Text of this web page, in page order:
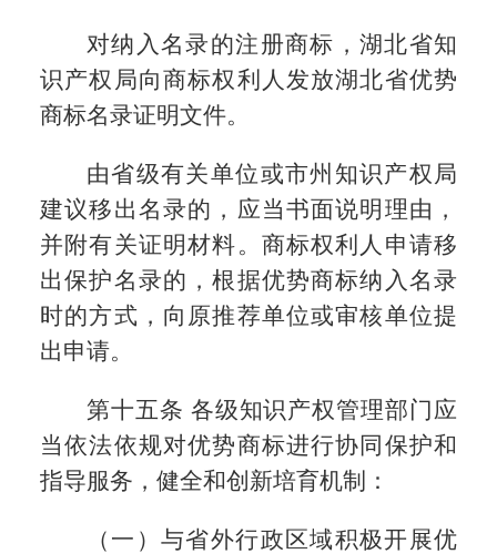
对纳入名录的注册商标，湖北省知
识产权局向商标权利人发放湖北省优势
商标名录证明文件。
由省级有关单位或市州知识产权局
建议移出名录的，应当书面说明理由，
并附有关证明材料。商标权利人申请移
出保护名录的，根据优势商标纳入名录
时的方式，向原推荐单位或审核单位提
出申请。
第十五条 各级知识产权管理部门应
当依法依规对优势商标进行协同保护和
指导服务，健全和创新培育机制：
（一）与省外行政区域积极开展优